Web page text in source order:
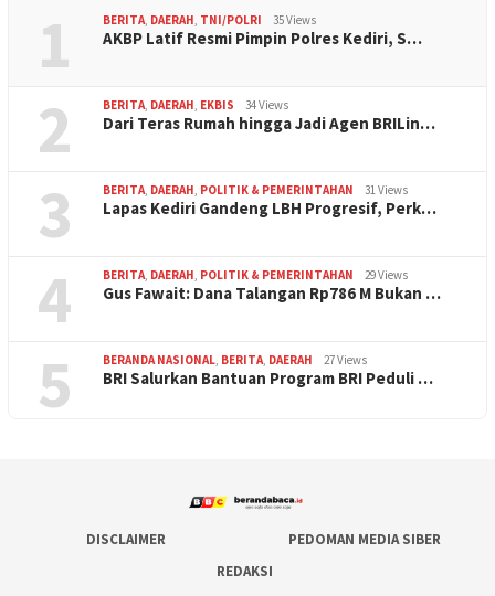
1 BERITA DAERAH TNI/POLRI 35 Views
AKBP Latif Resmi Pimpin Polres Kediri, S…
2 BERITA DAERAH EKBIS 34 Views
Dari Teras Rumah hingga Jadi Agen BRILin…
3 BERITA DAERAH POLITIK & PEMERINTAHAN 31 Views
Lapas Kediri Gandeng LBH Progresif, Perk…
4 BERITA DAERAH POLITIK & PEMERINTAHAN 29 Views
Gus Fawait: Dana Talangan Rp786 M Bukan …
5 BERANDA NASIONAL BERITA DAERAH 27 Views
BRI Salurkan Bantuan Program BRI Peduli …
DISCLAIMER
PEDOMAN MEDIA SIBER
REDAKSI